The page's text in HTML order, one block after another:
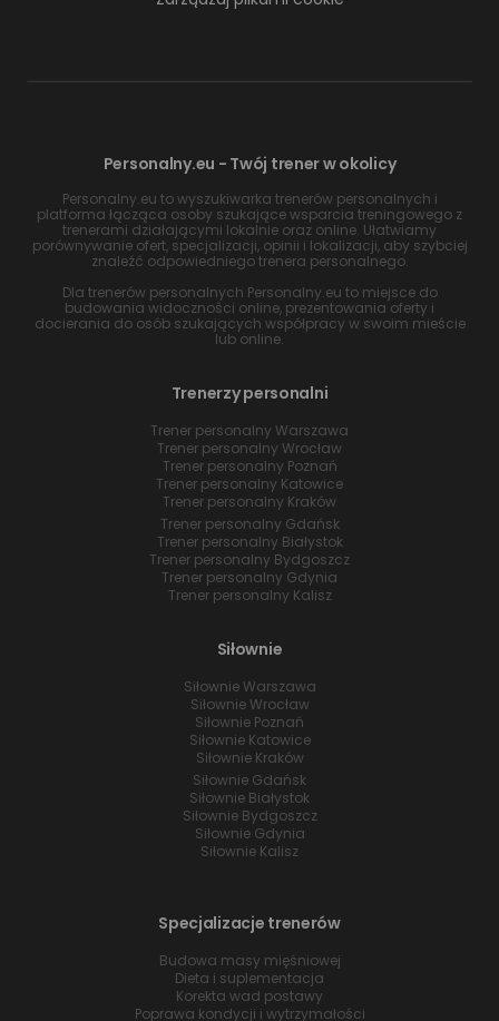
Personalny.eu - Twój trener w okolicy
Personalny.eu to wyszukiwarka trenerów personalnych i
platforma łącząca osoby szukające wsparcia treningowego z
trenerami działającymi lokalnie oraz online. Ułatwiamy
porównywanie ofert, specjalizacji, opinii i lokalizacji, aby szybciej
znaleźć odpowiedniego trenera personalnego.
Dla trenerów personalnych Personalny.eu to miejsce do
budowania widoczności online, prezentowania oferty i
docierania do osób szukających współpracy w swoim mieście
lub online.
Trenerzy personalni
Trener personalny Warszawa
Trener personalny Wrocław
Trener personalny Poznań
Trener personalny Katowice
Trener personalny Kraków
Trener personalny Gdańsk
Trener personalny Białystok
Trener personalny Bydgoszcz
Trener personalny Gdynia
Trener personalny Kalisz
Siłownie
Siłownie Warszawa
Siłownie Wrocław
Siłownie Poznań
Siłownie Katowice
Siłownie Kraków
Siłownie Gdańsk
Siłownie Białystok
Siłownie Bydgoszcz
Siłownie Gdynia
Siłownie Kalisz
Specjalizacje trenerów
Budowa masy mięśniowej
Dieta i suplementacja
Korekta wad postawy
Poprawa kondycji i wytrzymałości